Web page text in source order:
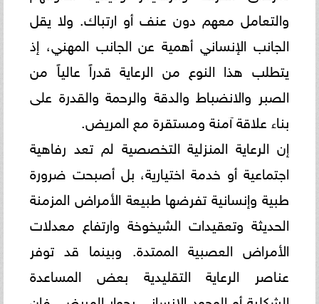
والتعامل معهم دون عنف أو ارتباك. ولا يقل
الجانب الإنساني أهمية عن الجانب المهني، إذ
يتطلب هذا النوع من الرعاية قدراً عالياً من
الصبر والانضباط والدقة والرحمة والقدرة على
بناء علاقة آمنة ومستقرة مع المريض.
إن الرعاية المنزلية التخصصية لم تعد رفاهية
اجتماعية أو خدمة اختيارية، بل أصبحت ضرورة
طبية وإنسانية تفرضها طبيعة الأمراض المزمنة
الحديثة وتعقيدات الشيخوخة وارتفاع معدلات
الأمراض العصبية الممتدة. وبينما قد توفر
عناصر الرعاية التقليدية بعض المساعدة